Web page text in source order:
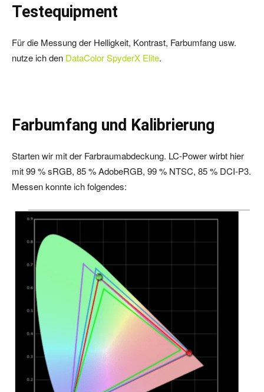
Testequipment
Für die Messung der Helligkeit, Kontrast, Farbumfang usw.
nutze ich den DataColor SpyderX Elite.
Farbumfang und Kalibrierung
Starten wir mit der Farbraumabdeckung. LC-Power wirbt hier
mit 99 % sRGB, 85 % AdobeRGB, 99 % NTSC, 85 % DCI-P3.
Messen konnte ich folgendes: